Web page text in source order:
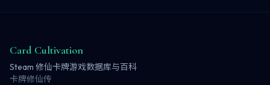
Card Cultivation
Steam 修仙卡牌游戏数据库与百科
卡牌修仙传